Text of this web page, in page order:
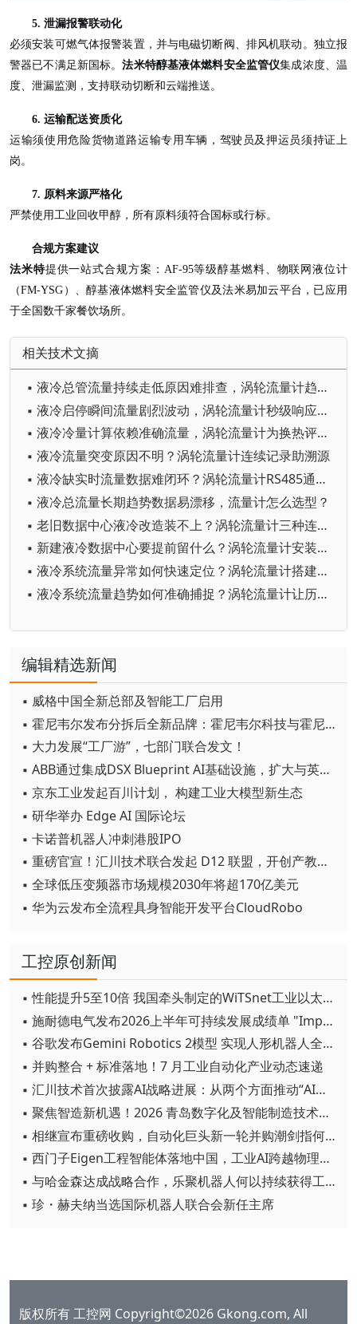
5. 泄漏报警联动化
必须安装可燃气体报警装置，并与电磁切断阀、排风机联动。独立报
警器已不满足新国标。法米特醇基液体燃料安全监管仪集成浓度、温
度、泄漏监测，支持联动切断和云端推送。
6. 运输配送资质化
运输须使用危险货物道路运输专用车辆，驾驶员及押运员须持证上
岗。
7. 原料来源严格化
严禁使用工业回收甲醇，所有原料须符合国标或行标。
合规方案建议
法米特提供一站式合规方案： AF-95等级醇基燃料、物联网液位计
（FM-YSG）、醇基液体燃料安全监管仪及法米易加云平台，已应用
于全国数千家餐饮场所。
相关技术文摘
▪ 液冷总管流量持续走低原因难排查，涡轮流量计趋势数据指明方向
▪ 液冷启停瞬间流量剧烈波动，涡轮流量计秒级响应捕捉瞬态变化
▪ 液冷冷量计算依赖准确流量，涡轮流量计为换热评估提供可靠依据
▪ 液冷流量突变原因不明？涡轮流量计连续记录助溯源
▪ 液冷缺实时流量数据难闭环？涡轮流量计RS485通信秒级上传不掉线
▪ 液冷总流量长期趋势数据易漂移，流量计怎么选型？
▪ 老旧数据中心液冷改造装不上？涡轮流量计三种连接方式灵活适配
▪ 新建液冷数据中心要提前留什么？涡轮流量计安装位早定早省心
▪ 液冷系统流量异常如何快速定位？涡轮流量计搭建全链路流量地图
▪ 液冷系统流量趋势如何准确捕捉？涡轮流量计让历史曲线回看有据可依
编辑精选新闻
▪ 威格中国全新总部及智能工厂启用
▪ 霍尼韦尔发布分拆后全新品牌：霍尼韦尔科技与霍尼韦尔航空航天
▪ 大力发展“工厂游”，七部门联合发文！
▪ ABB通过集成DSX Blueprint AI基础设施，扩大与英伟达的合作
▪ 京东工业发起百川计划， 构建工业大模型新生态
▪ 研华举办 Edge AI 国际论坛
▪ 卡诺普机器人冲刺港股IPO
▪ 重磅官宣！汇川技术联合发起 D12 联盟，开创产教融合新范式
▪ 全球低压变频器市场规模2030年将超170亿美元
▪ 华为云发布全流程具身智能开发平台CloudRobo
工控原创新闻
▪ 性能提升5至10倍 我国牵头制定的WiTSnet工业以太网国际标准正式发布
▪ 施耐德电气发布2026上半年可持续发展成绩单 "Impact 2030"路线图开局稳健
▪ 谷歌发布Gemini Robotics 2模型 实现人形机器人全身智能控制突破
▪ 并购整合 + 标准落地！7 月工业自动化产业动态速递
▪ 汇川技术首次披露AI战略进展：从两个方面推动“AI业务化”落地
▪ 聚焦智造新机遇！2026 青岛数字化及智能制造技术论坛圆满落幕
▪ 相继宣布重磅收购，自动化巨头新一轮并购潮剑指何方？
▪ 西门子Eigen工程智能体落地中国，工业AI跨越物理世界“确定性”拐点
▪ 与哈金森达成战略合作，乐聚机器人何以持续获得工业巨头青睐？
▪ 珍・赫夫纳当选国际机器人联合会新任主席
版权所有 工控网 Copyright©2026 Gkong.com, All